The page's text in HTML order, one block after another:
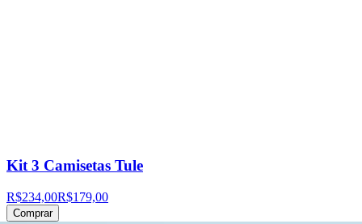
Kit 3 Camisetas Tule
R$234,00R$179,00
Comprar